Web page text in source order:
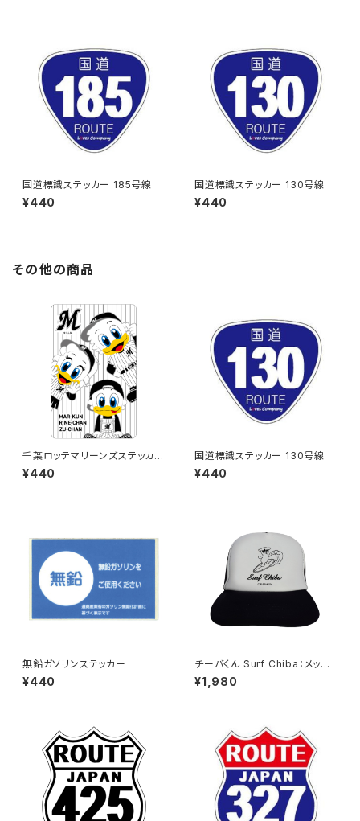
国道標識ステッカー 185号線
¥440
国道標識ステッカー 130号線
¥440
その他の商品
千葉ロッテマリーンズステッカー
11
¥440
国道標識ステッカー 130号線
¥440
無鉛ガソリンステッカー
¥440
チーバくん Surf Chiba：メッシ
ュキャップ（Bホワイト）
¥1,980